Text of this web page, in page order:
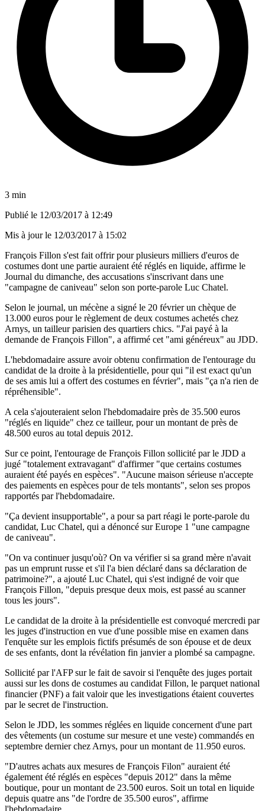
3 min
Publié le 12/03/2017 à 12:49
Mis à jour le 12/03/2017 à 15:02
François Fillon s'est fait offrir pour plusieurs milliers d'euros de
costumes dont une partie auraient été réglés en liquide, affirme le
Journal du dimanche, des accusations s'inscrivant dans une
"campagne de caniveau" selon son porte-parole Luc Chatel.
Selon le journal, un mécène a signé le 20 février un chèque de
13.000 euros pour le règlement de deux costumes achetés chez
Arnys, un tailleur parisien des quartiers chics. "J'ai payé à la
demande de François Fillon", a affirmé cet "ami généreux" au JDD.
L'hebdomadaire assure avoir obtenu confirmation de l'entourage du
candidat de la droite à la présidentielle, pour qui "il est exact qu'un
de ses amis lui a offert des costumes en février", mais "ça n'a rien de
répréhensible".
A cela s'ajouteraient selon l'hebdomadaire près de 35.500 euros
"réglés en liquide" chez ce tailleur, pour un montant de près de
48.500 euros au total depuis 2012.
Sur ce point, l'entourage de François Fillon sollicité par le JDD a
jugé "totalement extravagant" d'affirmer "que certains costumes
auraient été payés en espèces". "Aucune maison sérieuse n'accepte
des paiements en espèces pour de tels montants", selon ses propos
rapportés par l'hebdomadaire.
"Ça devient insupportable", a pour sa part réagi le porte-parole du
candidat, Luc Chatel, qui a dénoncé sur Europe 1 "une campagne
de caniveau".
"On va continuer jusqu'où? On va vérifier si sa grand mère n'avait
pas un emprunt russe et s'il l'a bien déclaré dans sa déclaration de
patrimoine?", a ajouté Luc Chatel, qui s'est indigné de voir que
François Fillon, "depuis presque deux mois, est passé au scanner
tous les jours".
Le candidat de la droite à la présidentielle est convoqué mercredi par
les juges d'instruction en vue d'une possible mise en examen dans
l'enquête sur les emplois fictifs présumés de son épouse et de deux
de ses enfants, dont la révélation fin janvier a plombé sa campagne.
Sollicité par l'AFP sur le fait de savoir si l'enquête des juges portait
aussi sur les dons de costumes au candidat Fillon, le parquet national
financier (PNF) a fait valoir que les investigations étaient couvertes
par le secret de l'instruction.
Selon le JDD, les sommes réglées en liquide concernent d'une part
des vêtements (un costume sur mesure et une veste) commandés en
septembre dernier chez Arnys, pour un montant de 11.950 euros.
"D'autres achats aux mesures de François Filon" auraient été
également été réglés en espèces "depuis 2012" dans la même
boutique, pour un montant de 23.500 euros. Soit un total en liquide
depuis quatre ans "de l'ordre de 35.500 euros", affirme
l'hebdomadaire.